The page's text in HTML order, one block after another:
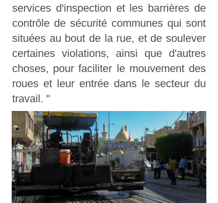
services d'inspection et les barrières de
contrôle de sécurité communes qui sont
situées au bout de la rue, et de soulever
certaines violations, ainsi que d'autres
choses, pour faciliter le mouvement des
roues et leur entrée dans le secteur du
travail. "